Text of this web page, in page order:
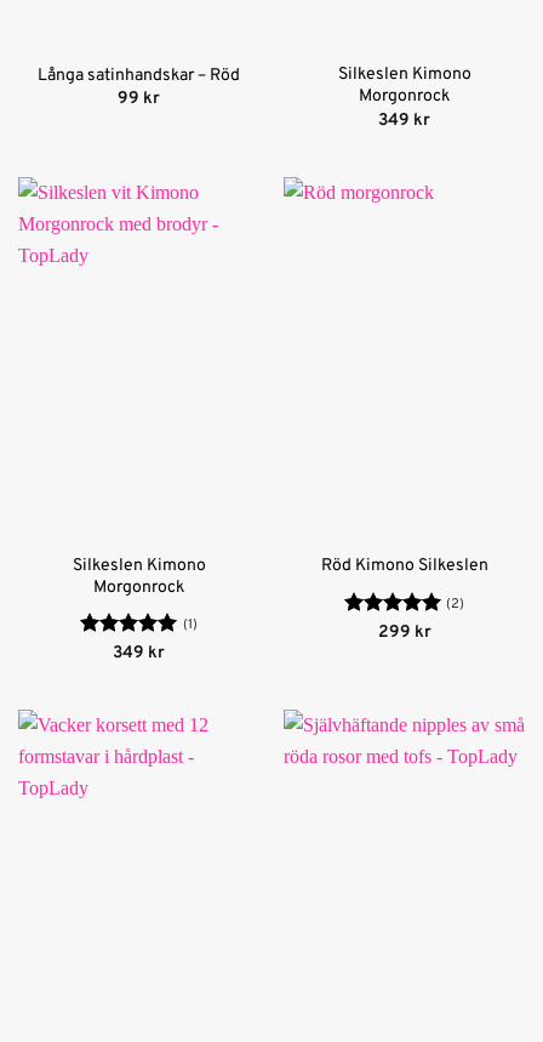
Långa satinhandskar – Röd
99 kr
Silkeslen Kimono
Morgonrock
349 kr
Silkeslen Kimono
Morgonrock
Betygsatt5
(1)
349 kr
Röd Kimono Silkeslen
Betygsatt5
(2)
299 kr